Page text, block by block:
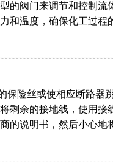
的阀门来调节和控制
和温度，确保化工过
保险丝或使相应断路器
剩余的接地线，使用
的说明书，然后小心